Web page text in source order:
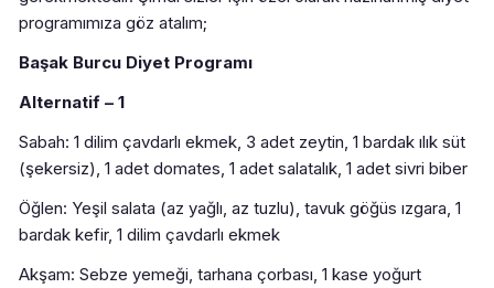
programımıza göz atalım;
Başak Burcu Diyet Programı
Alternatif – 1
Sabah: 1 dilim çavdarlı ekmek, 3 adet zeytin, 1 bardak ılık süt
(şekersiz), 1 adet domates, 1 adet salatalık, 1 adet sivri biber
Öğlen: Yeşil salata (az yağlı, az tuzlu), tavuk göğüs ızgara, 1
bardak kefir, 1 dilim çavdarlı ekmek
Akşam: Sebze yemeği, tarhana çorbası, 1 kase yoğurt